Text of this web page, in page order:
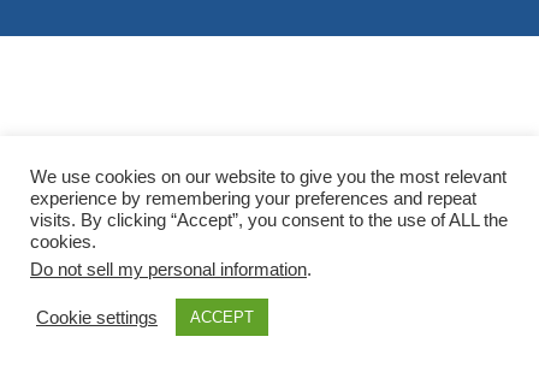
We use cookies on our website to give you the most relevant
experience by remembering your preferences and repeat
visits. By clicking “Accept”, you consent to the use of ALL the
cookies.
Do not sell my personal information.
Cookie settings ACCEPT